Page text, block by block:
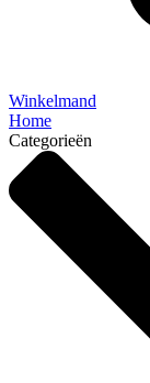
Winkelmand
Home
Categorieën